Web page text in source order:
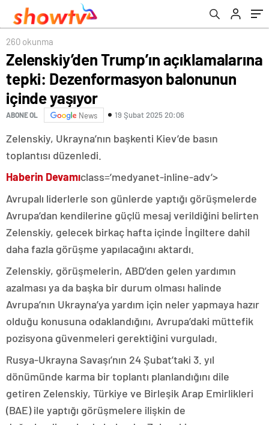
260 okunma
Zelenskiy’den Trump’ın açıklamalarına
tepki: Dezenformasyon balonunun
içinde yaşıyor
ABONE OL News 19 Şubat 2025 20:06
Zelenskiy, Ukrayna’nın başkenti Kiev’de basın
toplantısı düzenledi.
Haberin Devamıclass=’medyanet-inline-adv’>
Avrupalı liderlerle son günlerde yaptığı görüşmelerde
Avrupa’dan kendilerine güçlü mesaj verildiğini belirten
Zelenskiy, gelecek birkaç hafta içinde İngiltere dahil
daha fazla görüşme yapılacağını aktardı.
Zelenskiy, görüşmelerin, ABD’den gelen yardımın
azalması ya da başka bir durum olması halinde
Avrupa’nın Ukrayna’ya yardım için neler yapmaya hazır
olduğu konusuna odaklandığını, Avrupa’daki müttefik
pozisyona güvenmeleri gerektiğini vurguladı.
Rusya-Ukrayna Savaşı’nın 24 Şubat’taki 3. yıl
dönümünde karma bir toplantı planlandığını dile
getiren Zelenskiy, Türkiye ve Birleşik Arap Emirlikleri
(BAE) ile yaptığı görüşmelere ilişkin de